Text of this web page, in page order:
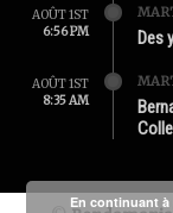
AOÛT 1ST
6:56 PM
Des
AOÛT 1ST
8:35 AM
En continuant